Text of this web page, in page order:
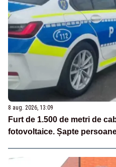
8 aug. 2026, 13:09
Furt de 1.500 de metri de
fotovoltaice. Șapte